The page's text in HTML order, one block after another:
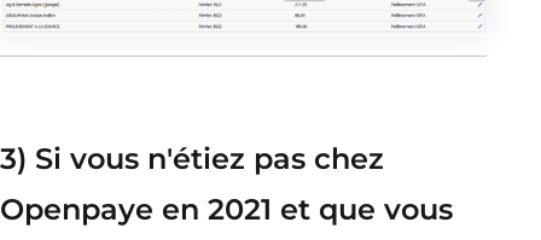
3) Si vous n'étiez pas chez
Openpaye en 2021 et que vous